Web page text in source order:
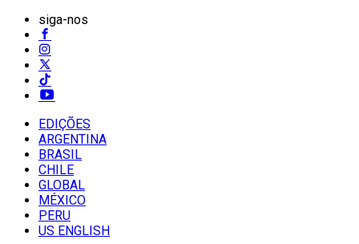
siga-nos
EDIÇÕES
ARGENTINA
BRASIL
CHILE
GLOBAL
MÉXICO
PERU
US ENGLISH